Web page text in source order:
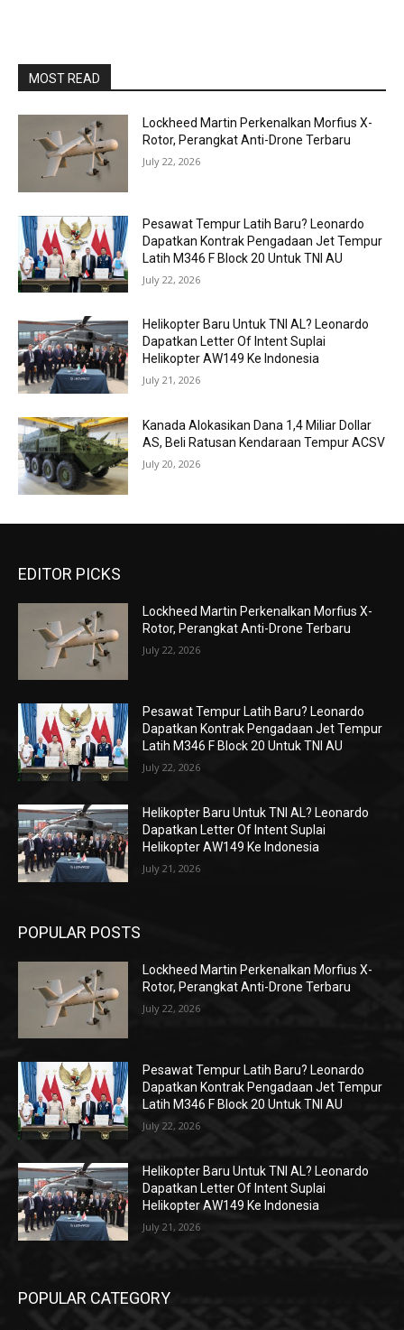
MOST READ
Lockheed Martin Perkenalkan Morfius X-
Rotor, Perangkat Anti-Drone Terbaru
July 22, 2026
Pesawat Tempur Latih Baru? Leonardo
Dapatkan Kontrak Pengadaan Jet Tempur
Latih M346 F Block 20 Untuk TNI AU
July 22, 2026
Helikopter Baru Untuk TNI AL? Leonardo
Dapatkan Letter Of Intent Suplai
Helikopter AW149 Ke Indonesia
July 21, 2026
Kanada Alokasikan Dana 1,4 Miliar Dollar
AS, Beli Ratusan Kendaraan Tempur ACSV
July 20, 2026
EDITOR PICKS
Lockheed Martin Perkenalkan Morfius X-
Rotor, Perangkat Anti-Drone Terbaru
July 22, 2026
Pesawat Tempur Latih Baru? Leonardo
Dapatkan Kontrak Pengadaan Jet Tempur
Latih M346 F Block 20 Untuk TNI AU
July 22, 2026
Helikopter Baru Untuk TNI AL? Leonardo
Dapatkan Letter Of Intent Suplai
Helikopter AW149 Ke Indonesia
July 21, 2026
POPULAR POSTS
Lockheed Martin Perkenalkan Morfius X-
Rotor, Perangkat Anti-Drone Terbaru
July 22, 2026
Pesawat Tempur Latih Baru? Leonardo
Dapatkan Kontrak Pengadaan Jet Tempur
Latih M346 F Block 20 Untuk TNI AU
July 22, 2026
Helikopter Baru Untuk TNI AL? Leonardo
Dapatkan Letter Of Intent Suplai
Helikopter AW149 Ke Indonesia
July 21, 2026
POPULAR CATEGORY